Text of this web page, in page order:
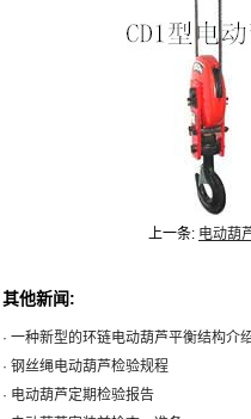
上一条: 电动葫
其他新闻:
· 一种新型的环链电动葫芦平衡结构介
· 钢丝绳电动葫芦检验规程
· 电动葫芦定期检验报告